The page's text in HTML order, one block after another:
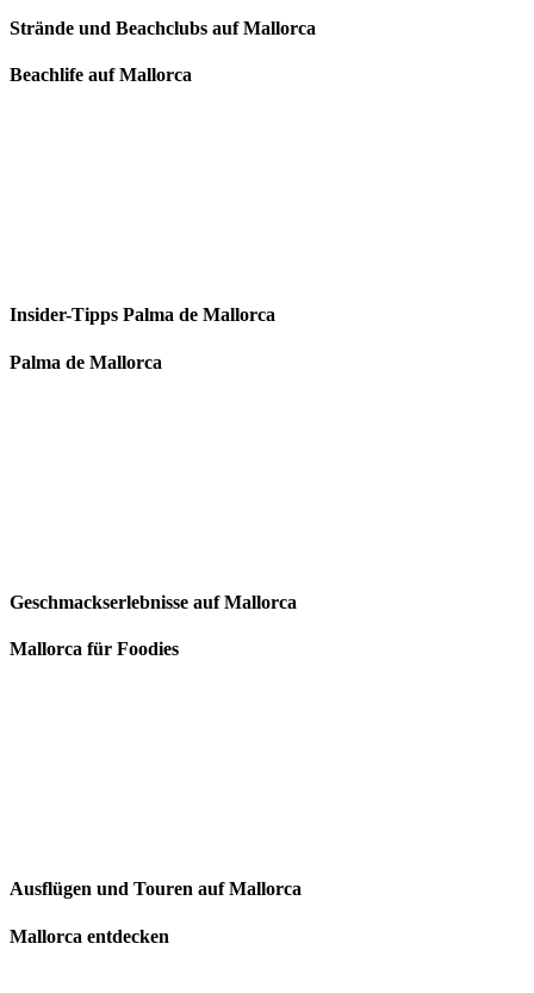
Strände und Beachclubs auf Mallorca
Beachlife auf Mallorca
Insider-Tipps Palma de Mallorca
Palma de Mallorca
Geschmackserlebnisse auf Mallorca
Mallorca für Foodies
Ausflügen und Touren auf Mallorca
Mallorca entdecken